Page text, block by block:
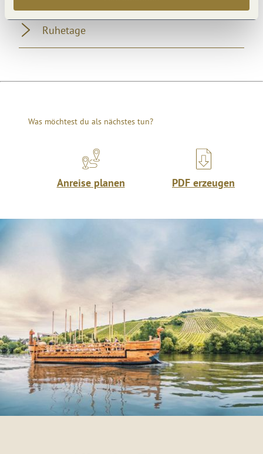
Ruhetage
Was möchtest du als nächstes tun?
Anreise planen PDF erzeugen